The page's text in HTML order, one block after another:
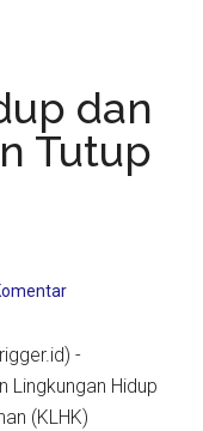
dan
Tutup
-
Lingkungan Hidup
(KLHK)